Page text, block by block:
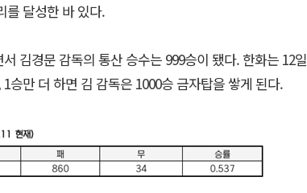
를 달성한 바 있다.
김경문 감독의 통산 승수는 999승이 됐다. 한화는 12일
승만 더 하면 김 감독은 1000승 금자탑을 쌓게 된다.